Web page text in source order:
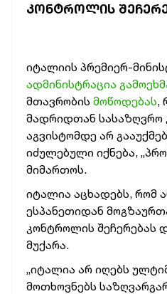
ᲙᲝᲜᲢᲠᲝᲚᲘᲡ
იტალიის პრემიერ-
ადმინისტრაცია
მთავრობის მოწოდებას,
მადრიდთან სასაზღვრო
აგვისტომდე არ
იძულებული იქნება,
მიმართოს.
იტალია აცხადებს, რომ
ესპანეთიდან
კონტროლის შეჩერებას
მუქარა.
„იტალია არ იღებს
მოთხოვნებს